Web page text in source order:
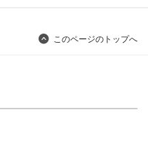
このページのトップへ